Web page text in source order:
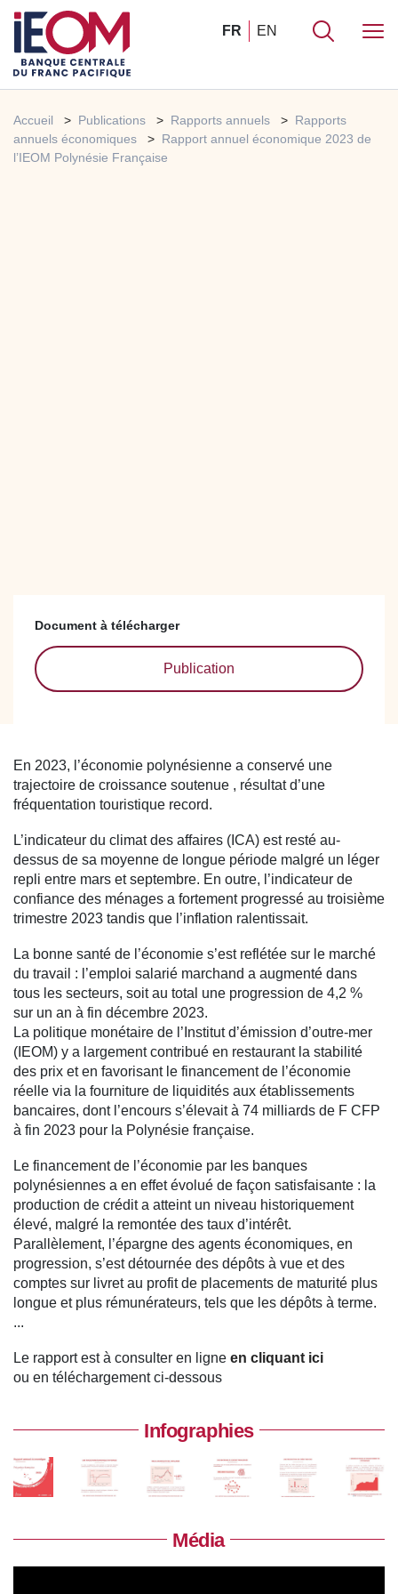
FR EN
Accueil Publications Rapports annuels
Rapports
annuels économiques
Rapport annuel économique 2023 de
l’IEOM Polynésie Française
Document à télécharger
Publication
En 2023, l’économie polynésienne a conservé une
trajectoire de croissance soutenue , résultat d’une
fréquentation touristique record.
L’indicateur du climat des affaires (ICA) est resté au-
dessus de sa moyenne de longue période malgré un léger
repli entre mars et septembre. En outre, l’indicateur de
confiance des ménages a fortement progressé au troisième
trimestre 2023 tandis que l’inflation ralentissait.
La bonne santé de l’économie s’est reflétée sur le marché
du travail : l’emploi salarié marchand a augmenté dans
tous les secteurs, soit au total une progression de 4,2 %
sur un an à fin décembre 2023.
La politique monétaire de l’Institut d’émission d’outre-mer
(IEOM) y a largement contribué en restaurant la stabilité
des prix et en favorisant le financement de l’économie
réelle via la fourniture de liquidités aux établissements
bancaires, dont l’encours s’élevait à 74 milliards de F CFP
à fin 2023 pour la Polynésie française.
Le financement de l’économie par les banques
polynésiennes a en effet évolué de façon satisfaisante : la
production de crédit a atteint un niveau historiquement
élevé, malgré la remontée des taux d’intérêt.
Parallèlement, l’épargne des agents économiques, en
progression, s’est détournée des dépôts à vue et des
comptes sur livret au profit de placements de maturité plus
longue et plus rémunérateurs, tels que les dépôts à terme.
...
Le rapport est à consulter en ligne en cliquant ici
ou en téléchargement ci-dessous
Infographies
Média